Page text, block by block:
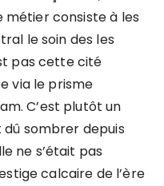
métier consiste à les
le soin des les
pas cette cité
via le prisme
C’est plutôt un
sombrer depuis
ne s’était pas
calcaire de l’ère